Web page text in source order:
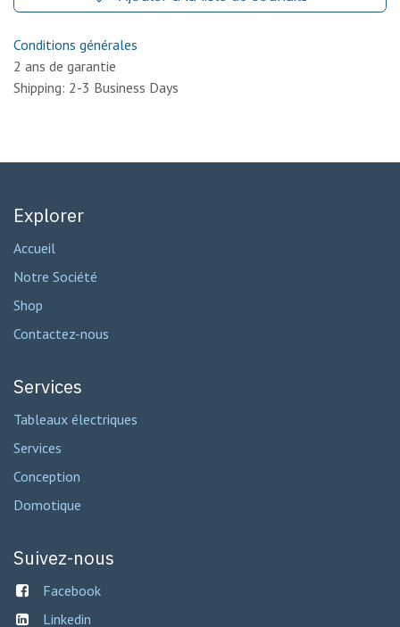
Conditions générales
2 ans de garantie
Shipping: 2-3 Business Days
Explorer
Accueil
Notre Société
Shop
Contactez-nous
Services
Tableaux électriques
Services
Conception
Domotique
Suivez-nous
Facebook
Linkedin